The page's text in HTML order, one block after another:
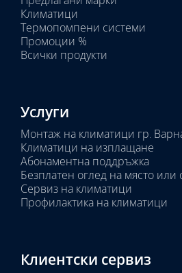
Избрано
тяло:Климатици
Термопомпени системи
Промоции %
Всички продукти
Услуги
Монтаж на климатици гр.
Климатици на изплащане
Абонаментна поддръжка
Безплатен оглед на място или
Сервиз на климатици
Профилактика на климатици
Клиентски сервиз